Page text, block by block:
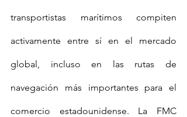
transportistas marítimos compiten
activamente entre sí en el mercado
global, incluso en las rutas de
navegación más importantes para el
comercio estadounidense. La FMC